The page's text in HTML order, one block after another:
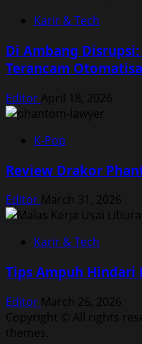
Karir & Tech
Di Ambang
Terancam
Editor April 18, 2026
K-Pop
Review Drakor
Editor March 31, 2026
Karir & Tech
Tips Ampuh Hindari
Editor March 26, 2026
Copyright © All rights
themes.